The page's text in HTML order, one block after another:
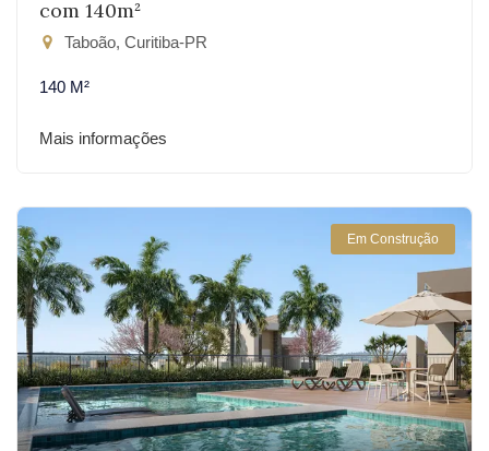
com 140m²
Taboão, Curitiba-PR
140 M²
Mais informações
Em Construção